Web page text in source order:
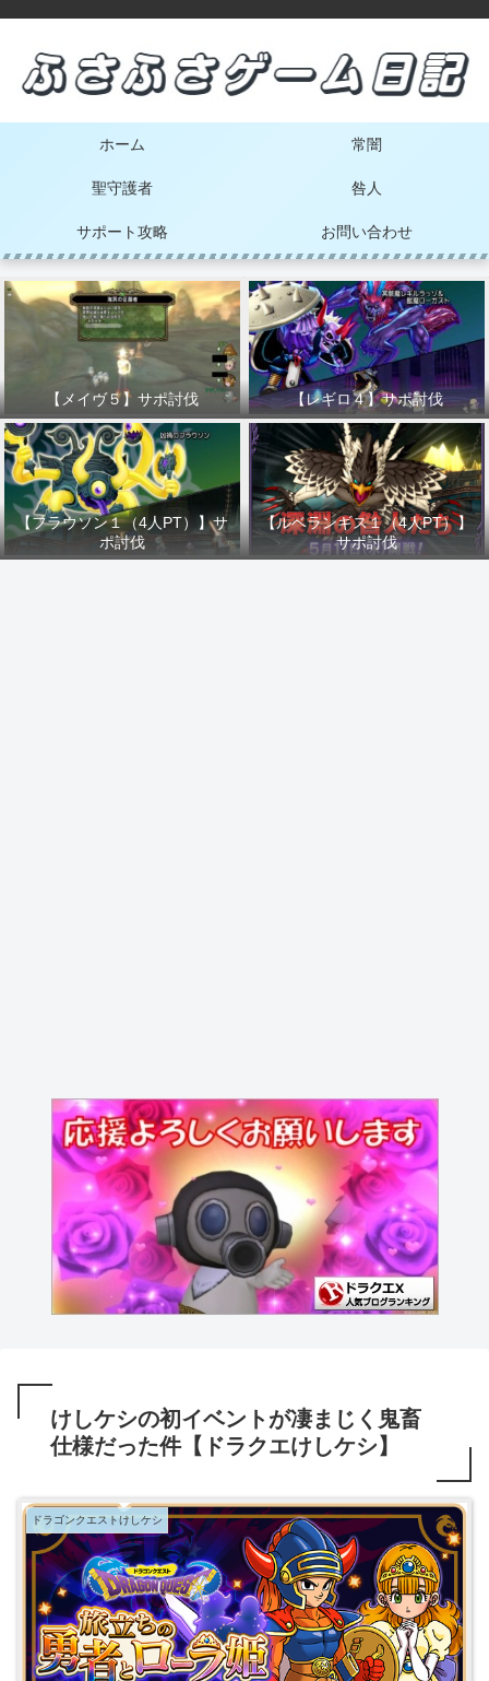
ホーム 常闇
聖守護者 咎人
サポート攻略 お問い合わせ
【メイヴ５】サポ討伐 【レギロ４】サポ討伐
【フラウソン１（4人PT）】サ
ポ討伐
【ルベランギス１（4人PT）】
サポ討伐
けしケシの初イベントが凄まじく鬼畜
仕様だった件【ドラクエけしケシ】
ドラゴンクエストけしケシ